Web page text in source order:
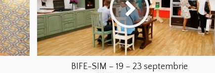
BIFE-SIM – 19 – 23 septembrie